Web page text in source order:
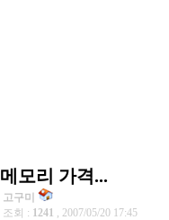
메모리 가격...
고구미
조회 : 1241 , 2007/05/20 17:45